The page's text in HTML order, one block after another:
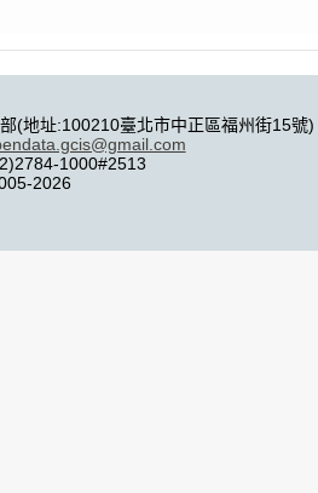
(地址:100210臺北市中正區福州街15號)
1000#2513
2026